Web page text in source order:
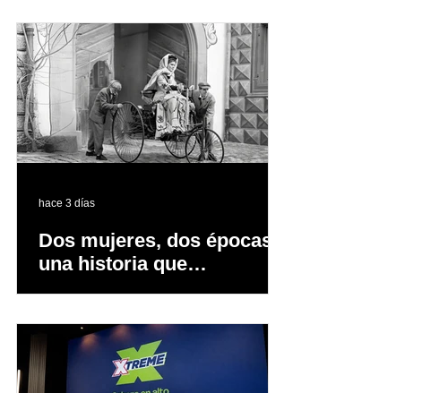
Dos mujeres, dos épocas y
una historia que
hace 3 días